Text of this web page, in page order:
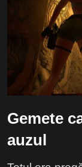
Gemete
auzul